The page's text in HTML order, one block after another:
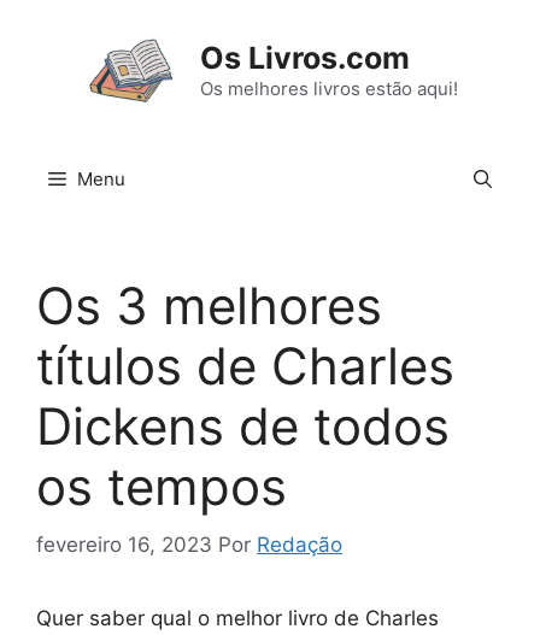
Os Livros.com
Os melhores livros estão aqui!
Menu
Os 3 melhores
títulos de Charles
Dickens de todos
os tempos
fevereiro 16, 2023 Por Redação
Quer saber qual o melhor livro de Charles